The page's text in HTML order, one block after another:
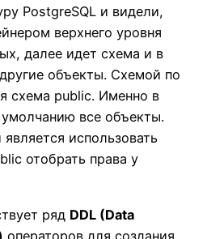
PostgreSQL и видели,
верхнего уровня
далее идет схема и в
объекты. Схемой по
схема public. Именно в
все объекты.
использовать
отобрать права у
ряд DDL (Data
операторов для создания